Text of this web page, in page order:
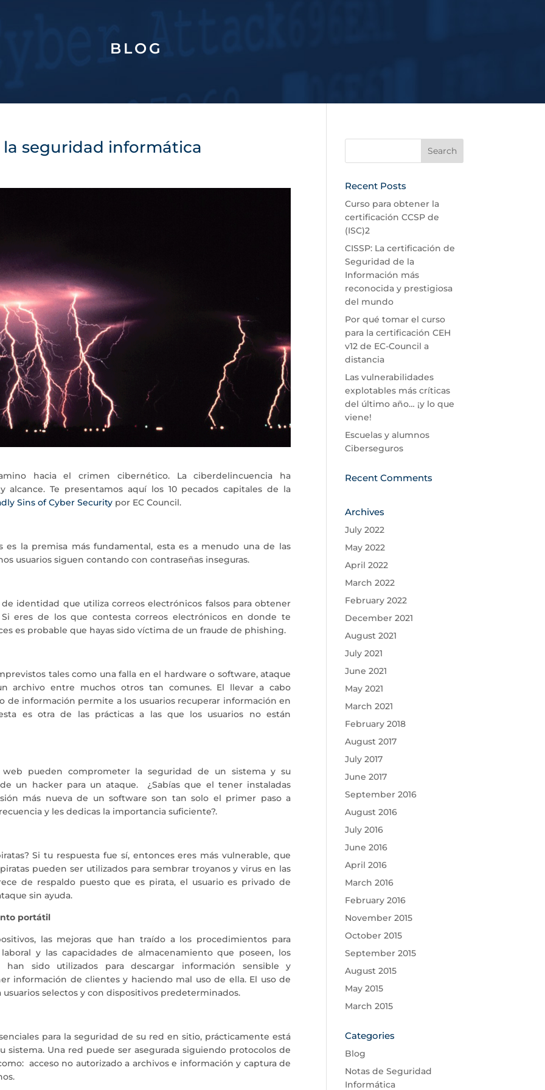
BLOG
la seguridad informática
hacia el crimen cibernético. La ciberdelincuencia ha
alcance. Te presentamos aquí los 10 pecados capitales de la
Sins of Cyber Security por EC Council.
es la premisa más fundamental, esta es a menudo una de las
usuarios siguen contando con contraseñas inseguras.
identidad que utiliza correos electrónicos falsos para obtener
eres de los que contesta correos electrónicos en donde te
es probable que hayas sido víctima de un fraude de phishing.
tales como una falla en el hardware o software, ataque
archivo entre muchos otros tan comunes. El llevar a cabo
de información permite a los usuarios recuperar información en
es otra de las prácticas a las que los usuarios no están
web pueden comprometer la seguridad de un sistema y su
un hacker para un ataque. ¿Sabías que el tener instaladas
más nueva de un software son tan solo el primer paso a
y les dedicas la importancia suficiente?.
Si tu respuesta fue sí, entonces eres más vulnerable, que
pueden ser utilizados para sembrar troyanos y virus en las
de respaldo puesto que es pirata, el usuario es privado de
sin ayuda.
portátil
las mejoras que han traído a los procedimientos para
y las capacidades de almacenamiento que poseen, los
han sido utilizados para descargar información sensible y
información de clientes y haciendo mal uso de ella. El uso de
selectos y con dispositivos predeterminados.
para la seguridad de su red en sitio, prácticamente está
sistema. Una red puede ser asegurada siguiendo protocolos de
acceso no autorizado a archivos e información y captura de
Recent Posts
Curso para obtener la
certificación CCSP de
(ISC)2
CISSP: La certificación de
Seguridad de la
Información más
reconocida y prestigiosa
del mundo
Por qué tomar el curso
para la certificación CEH
v12 de EC-Council a
distancia
Las vulnerabilidades
explotables más críticas
del último año… ¡y lo que
viene!
Escuelas y alumnos
Ciberseguros
Recent Comments
Archives
July 2022
May 2022
April 2022
March 2022
February 2022
December 2021
August 2021
July 2021
June 2021
May 2021
March 2021
February 2018
August 2017
July 2017
June 2017
September 2016
August 2016
July 2016
June 2016
April 2016
March 2016
February 2016
November 2015
October 2015
September 2015
August 2015
May 2015
March 2015
Categories
Blog
Notas de Seguridad
Informática